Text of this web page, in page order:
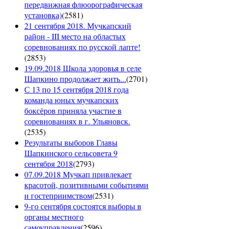
передвижная флюорографическая
установка)(2581)
21 сентября 2018. Мучкапский
район - III место на областых
соревнованиях по русской лапте!
(2853)
19.09.2018 Школа здоровья в селе
Шапкино продолжает жить...(2701)
С 13 по 15 сентября 2018 года
команда юных мучкапских
боксёров приняла участие в
соревнованиях в г. Ульяновск.
(2535)
Результаты выборов Главы
Шапкинского сельсовета 9
сентября 2018(2793)
07.09.2018 Мучкап привлекает
красотой, позитивными событиями
и гостеприимством(2531)
9-го сентября состоятся выборы в
органы местного